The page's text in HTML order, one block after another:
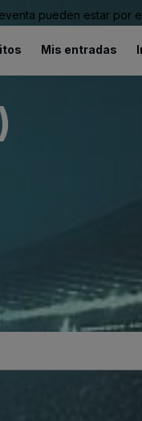
pueden estar por
Mis entradas